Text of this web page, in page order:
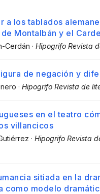
a los tablados
Montalbán y el
Cerdán · Hipogrifo Revista
de negación y
· Hipogrifo Revista de
en el teatro
villancicos
· Hipogrifo Revista
sitiada en la
como modelo